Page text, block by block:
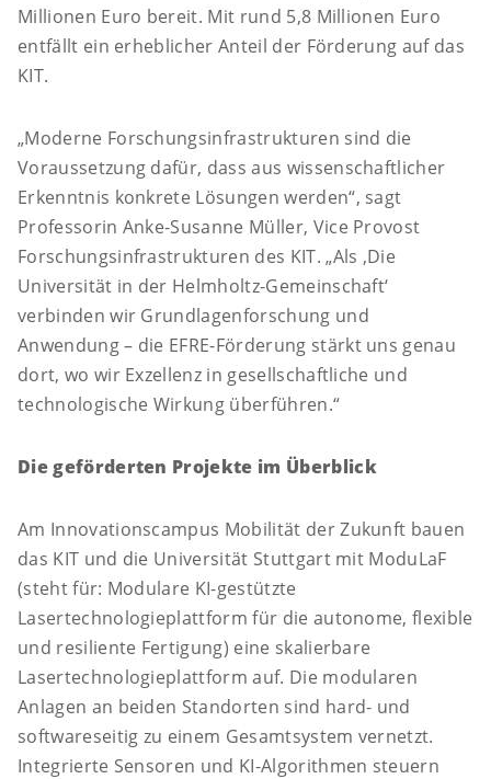
Millionen Euro bereit. Mit rund 5,8 Millionen Euro
entfällt ein erheblicher Anteil der Förderung auf das
KIT.
„Moderne Forschungsinfrastrukturen sind die
Voraussetzung dafür, dass aus wissenschaftlicher
Erkenntnis konkrete Lösungen werden“, sagt
Professorin Anke-Susanne Müller, Vice Provost
Forschungsinfrastrukturen des KIT. „Als ‚Die
Universität in der Helmholtz-Gemeinschaft‘
verbinden wir Grundlagenforschung und
Anwendung – die EFRE-Förderung stärkt uns genau
dort, wo wir Exzellenz in gesellschaftliche und
technologische Wirkung überführen.“
Die geförderten Projekte im Überblick
Am Innovationscampus Mobilität der Zukunft bauen
das KIT und die Universität Stuttgart mit ModuLaF
(steht für: Modulare KI-gestützte
Lasertechnologieplattform für die autonome, flexible
und resiliente Fertigung) eine skalierbare
Lasertechnologieplattform auf. Die modularen
Anlagen an beiden Standorten sind hard- und
softwareseitig zu einem Gesamtsystem vernetzt.
Integrierte Sensoren und KI-Algorithmen steuern